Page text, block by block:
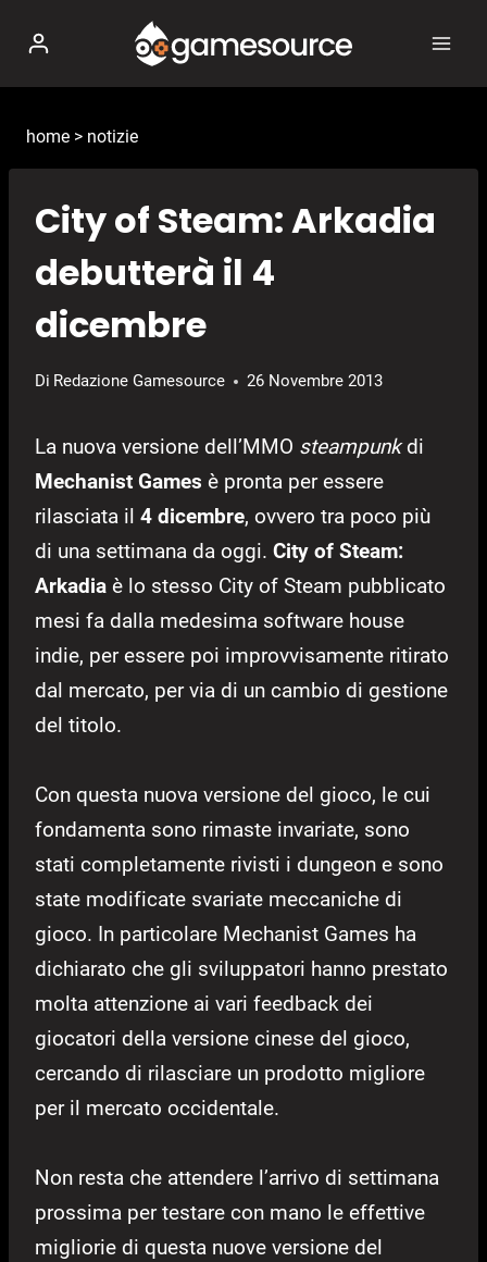
contenuto
home > notizie
City of Steam: Arkadia
debutterà il 4
dicembre
Di Redazione Gamesource 26 Novembre 2013
La nuova versione dell’MMO steampunkdi
Mechanist Games è pronta per essere
rilasciata il 4 dicembre, ovvero tra poco più
di una settimana da oggi. City of Steam:
Arkadia è lo stesso City of Steam pubblicato
mesi fa dalla medesima software house
indie, per essere poi improvvisamente ritirato
dal mercato, per via di un cambio di gestione
del titolo.
Con questa nuova versione del gioco, le cui
fondamenta sono rimaste invariate, sono
stati completamente rivisti i dungeon e sono
state modificate svariate meccaniche di
gioco. In particolare Mechanist Games ha
dichiarato che gli sviluppatori hanno prestato
molta attenzione ai vari feedback dei
giocatori della versione cinese del gioco,
cercando di rilasciare un prodotto migliore
per il mercato occidentale.
Non resta che attendere l’arrivo di settimana
prossima per testare con mano le effettive
migliorie di questa nuove versione del